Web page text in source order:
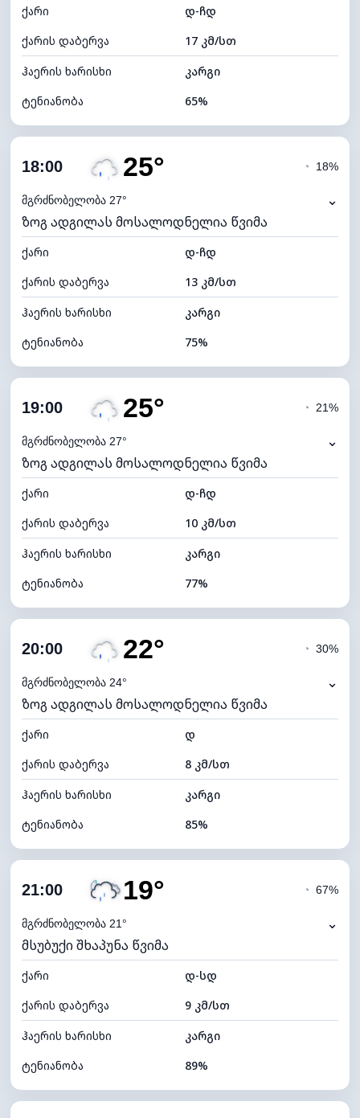
განათების ინდექსი 4 (მკრთალი)
ღრუბლის სიმაღლე 6320 მ
ქარი
დ-ჩდ
ქარის დაბერვა
17 კმ/სთ
ჰაერის ხარისხი
კარგი
ტენიანობა
65%
ღრუბლიანობა
ნამის წერტილი
ხილვადობა
10 კმ
განათების ინდექსი 7 (ნათელი)
ღრუბლის სიმაღლე 7200 მ
18:00 25°
მგრძნობელობა 27°
◔ 18%
⌄
ზოგ ადგილას მოსალოდნელია წვიმა
ქარი
დ-ჩდ
ქარის დაბერვა
13 კმ/სთ
ჰაერის ხარისხი
კარგი
ტენიანობა
75%
ღრუბლიანობა
ნამის წერტილი
ხილვადობა
10 კმ
განათების ინდექსი 4 (მკრთალი)
ღრუბლის სიმაღლე 6000 მ
19:00 25°
მგრძნობელობა 27°
◔ 21%
⌄
ზოგ ადგილას მოსალოდნელია წვიმა
ქარი
დ-ჩდ
ქარის დაბერვა
10 კმ/სთ
ჰაერის ხარისხი
კარგი
ტენიანობა
77%
ღრუბლიანობა
ნამის წერტილი
ხილვადობა
10 კმ
განათების ინდექსი 4 (მკრთალი)
ღრუბლის სიმაღლე 5360 მ
20:00 22°
მგრძნობელობა 24°
◔ 30%
⌄
ზოგ ადგილას მოსალოდნელია წვიმა
ქარი
დ
ქარის დაბერვა
8 კმ/სთ
ჰაერის ხარისხი
კარგი
ტენიანობა
85%
ღრუბლიანობა
ნამის წერტილი
ხილვადობა
განათების ინდექსი 4 (მკრთალი)
ღრუბლის სიმაღლე 4560 მ
21:00 19°
მგრძნობელობა 21°
◔ 67%
⌄
მსუბუქი შხაპუნა წვიმა
ქარი
დ-სდ
ქარის დაბერვა
9 კმ/სთ
ჰაერის ხარისხი
კარგი
ტენიანობა
89%